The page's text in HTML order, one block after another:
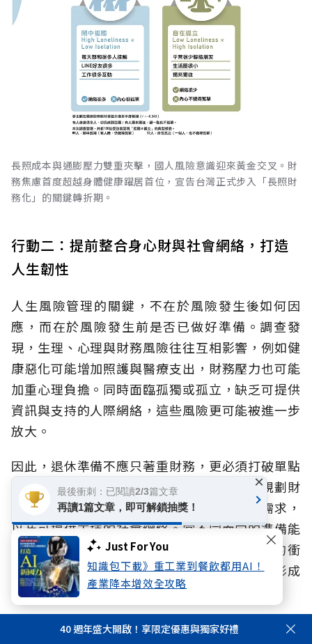
Just For You
知識包下載》重工業到餐飲都用AI！
產業降本增效全攻略
長照成本與通膨壓力雙重夾擊，國人風險意識迎來黃金交叉。財
務焦慮首度超越身體健康躍居首位，宣告台灣正式步入「長照財
務化」的關鍵轉折期。
行動二：提前整合身心財與社會網絡，打造
人生韌性
人生風險管理的關鍵，不在於風險發生後如何因
應，而在於風險發生前是否已做好準備。調查發
現，生理、心理與財務風險往往互相影響，例如健
康惡化可能增加照護與醫療支出，財務壓力也可能
加重心理負擔。同時面臨孤獨或孤立，缺乏可提供
資訊與支持的人際網絡，這些風險更可能被進一步
放大。
因此，退休準備不應只著重財務，更必須打破單點
防禦，而應提早啟動全方位規劃，除了持續規劃財
務安排，也應同步思考健康管理、未來照護需求，
以及可提供支持的社會網絡。當不同面向的準備能
及早展開，不僅有助於降低風險對生活造成的衝
擊，更能避免健康、生活與財務因缺乏支持而形成
連鎖影響，提升面對不同人生階段挑戰的韌性。
面對超高齡社會、少子化與家庭結構改變，人生風
40 週年盛大開啟！享限定優惠與獨家好禮
最後衝刺：已閱讀2/3篇文章
再讀1篇文章，即可解鎖抽獎！
×